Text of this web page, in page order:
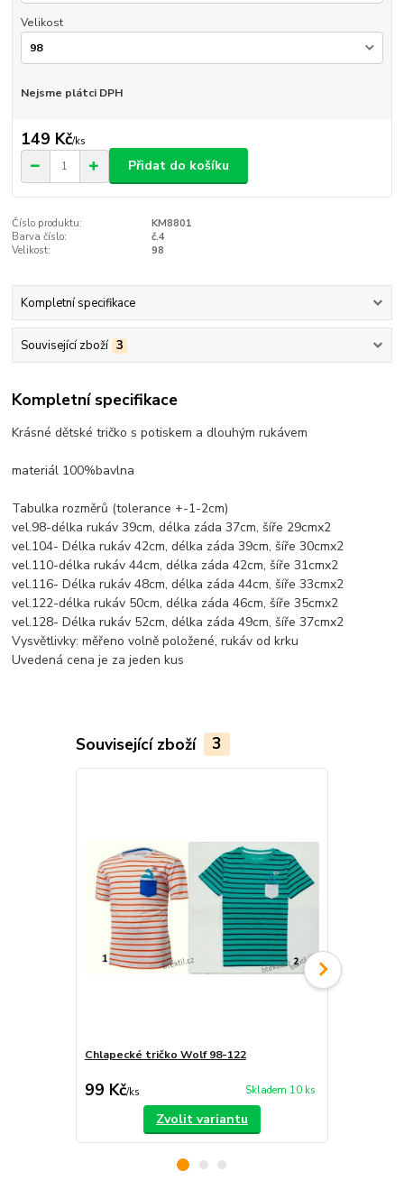
Velikost
Nejsme plátci DPH
149 Kč/ks
Přidat do košíku
Číslo produktu:
KM8801
Barva číslo:
č.4
Velikost:
98
Kompletní specifikace
Související zboží 3
Kompletní specifikace
Krásné dětské tričko s potiskem a dlouhým rukávem
materiál 100%bavlna
Tabulka rozměrů (tolerance +-1-2cm)
vel.98-délka rukáv 39cm, délka záda 37cm, šíře 29cmx2
vel.104- Délka rukáv 42cm, délka záda 39cm, šíře 30cmx2
vel.110-délka rukáv 44cm, délka záda 42cm, šíře 31cmx2
vel.116- Délka rukáv 48cm, délka záda 44cm, šíře 33cmx2
vel.122-délka rukáv 50cm, délka záda 46cm, šíře 35cmx2
vel.128- Délka rukáv 52cm, délka záda 49cm, šíře 37cmx2
Vysvětlivky: měřeno volně položené, rukáv od krku
Uvedená cena je za jeden kus
Související zboží 3
Chlapecké tričko Wolf 98-122
99 Kč/ks Skladem 10 ks
Zvolit variantu